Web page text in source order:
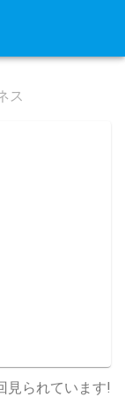
ス
見られています!